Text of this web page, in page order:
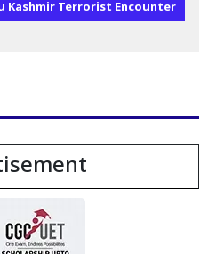
Kashmir Terrorist Encounter